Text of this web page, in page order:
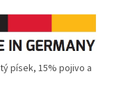
písek, 15% pojivo a